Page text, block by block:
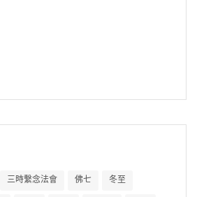
三時繫念法會 佛七 冬至